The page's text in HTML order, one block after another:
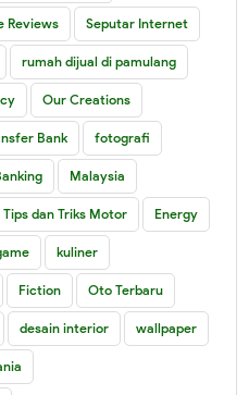
Reviews Seputar Internet
rumah dijual di pamulang
Our Creations
Bank fotografi
Malaysia
Tips dan Triks Motor Energy
kuliner
Fiction Oto Terbaru
desain interior wallpaper